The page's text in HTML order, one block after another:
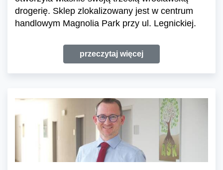
drogerię. Sklep zlokalizowany jest w centrum
handlowym Magnolia Park przy ul. Legnickiej.
przeczytaj więcej